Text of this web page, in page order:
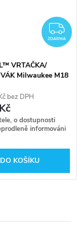
ZDARMA
VRTAČKA/
Milwaukee M18
bez DPH
o dostupnosti
informováni
DO KOŠÍKU